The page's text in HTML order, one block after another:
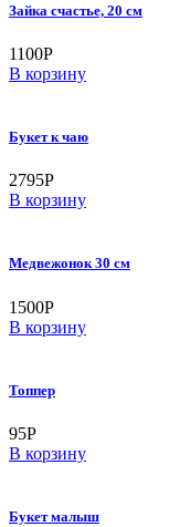
Зайка счастье, 20 см
1100Р
В корзину
Букет к чаю
2795Р
В корзину
Медвежонок 30 см
1500Р
В корзину
Топпер
95Р
В корзину
Букет малыш